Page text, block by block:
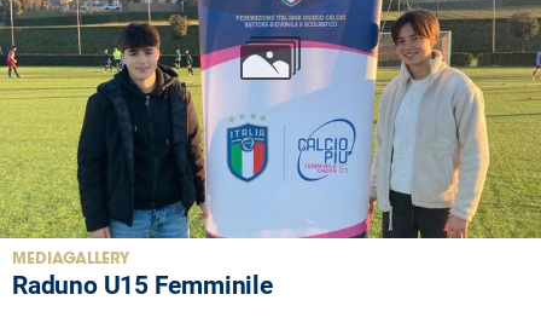
MEDIAGALLERY
Raduno U15 Femminile